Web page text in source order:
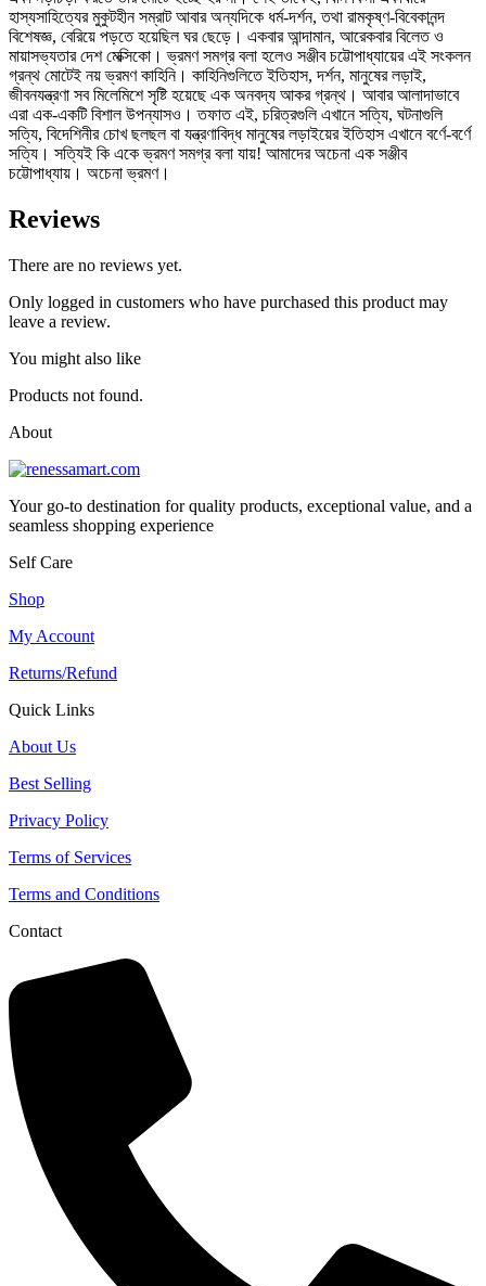
হাস্যসাহিত্যের মুকুটহীন সম্রাট আবার অন্যদিকে ধর্ম-দর্শন, তথা রামকৃষ্ণ-বিবেকানন্দ
বিশেষজ্ঞ, বেরিয়ে পড়তে হয়েছিল ঘর ছেড়ে। একবার আন্দামান, আরেকবার বিলেত ও
মায়াসভ্যতার দেশ মেক্সিকো। ভ্রমণ সমগ্র বলা হলেও সঞ্জীব চট্টোপাধ্যায়ের এই সংকলন
গ্রন্থ মােটেই নয় ভ্রমণ কাহিনি। কাহিনিগুলিতে ইতিহাস, দর্শন, মানুষের লড়াই,
জীবনযন্ত্রণা সব মিলেমিশে সৃষ্টি হয়েছে এক অনবদ্য আকর গ্রন্থ। আবার আলাদাভাবে
এরা এক-একটি বিশাল উপন্যাসও। তফাত এই, চরিত্রগুলি এখানে সত্যি, ঘটনাগুলি
সত্যি, বিদেশিনীর চোখ ছলছল বা যন্ত্রণাবিদ্ধ মানুষের লড়াইয়ের ইতিহাস এখানে বর্ণে-বর্ণে
সত্যি। সত্যিই কি একে ভ্রমণ সমগ্র বলা যায়! আমাদের অচেনা এক সঞ্জীব
চট্টোপাধ্যায়। অচেনা ভ্রমণ।
Reviews
There are no reviews yet.
Only logged in customers who have purchased this product may
leave a review.
You might also like
Products not found.
About
Your go-to destination for quality products, exceptional value, and a
seamless shopping experience
Self Care
Shop
My Account
Returns/Refund
Quick Links
About Us
Best Selling
Privacy Policy
Terms of Services
Terms and Conditions
Contact